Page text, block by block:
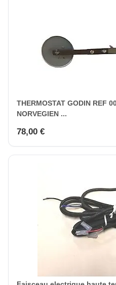
THERMOSTAT GODIN REF
NORVEGIEN ...
78,00 €